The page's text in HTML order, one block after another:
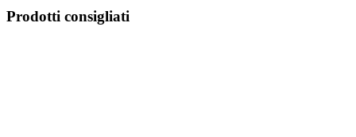
Prodotti consigliati